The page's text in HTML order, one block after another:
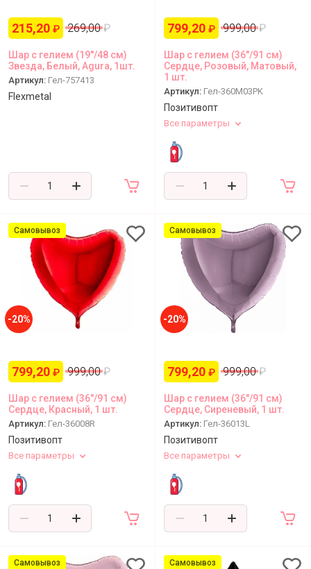
215,20 ₽ 269,00 ₽
Шар с гелием (19''/48 см)
Звезда, Белый, Agura, 1шт.
Артикул: Гел-757413
Flexmetal
799,20 ₽ 999,00 ₽
Шар с гелием (36"/91 см)
Сердце, Розовый, Матовый,
1 шт.
Артикул: Гел-360M03PK
Позитивопт
Все параметры
Самовывоз
-20%
799,20 ₽ 999,00 ₽
Шар с гелием (36"/91 см)
Сердце, Красный, 1 шт.
Артикул: Гел-36008R
Позитивопт
Все параметры
Самовывоз
-20%
799,20 ₽ 999,00 ₽
Шар с гелием (36"/91 см)
Сердце, Сиреневый, 1 шт.
Артикул: Гел-36013L
Позитивопт
Все параметры
Самовывоз Самовывоз